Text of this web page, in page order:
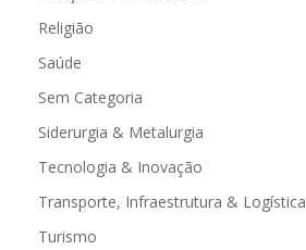
Religião
Saúde
Sem Categoria
Siderurgia & Metalurgia
Tecnologia & Inovação
Transporte, Infraestrutura & Logística
Turismo